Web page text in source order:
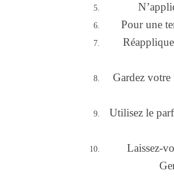
Pour une
Gardez votre
Utilisez le
Laissez-